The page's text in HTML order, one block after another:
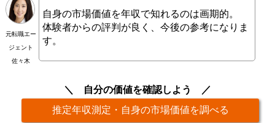
元転職エー
ジェント
佐々木
自身の市場価値を年収で知れるのは画期的。
体験者からの評判が良く、今後の参考になりま
す。
自分の価値を確認しよう
推定年収測定・自身の市場価値を調べる